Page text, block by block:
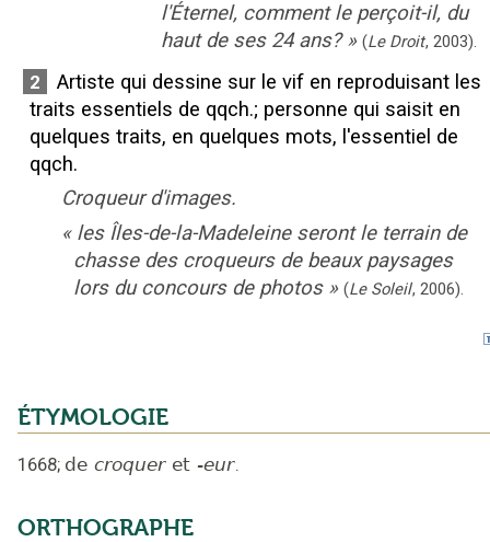
l'Éternel, comment le perçoit-il, du
haut de ses 24 ans? » (Le Droit, 2003).
2
Artiste qui dessine sur le vif en reproduisant les
traits essentiels de qqch.; personne qui saisit en
quelques traits, en quelques mots, l'essentiel de
qqch.
Croqueur d'images.
« les Îles-de-la-Madeleine seront le terrain de
chasse des croqueurs de beaux paysages
lors du concours de photos » (Le Soleil, 2006).
ÉTYMOLOGIE
1668; de croquer et -eur.
ORTHOGRAPHE